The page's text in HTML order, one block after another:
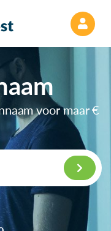
voor maar€